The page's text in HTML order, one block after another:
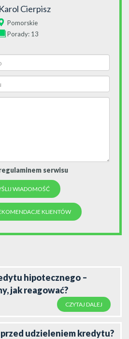
Karol Cierpisz
Pomorskie
Porady: 13
serwisu
KLIENTÓW
hipotecznego –
jak reagować?
CZYTAJ DALEJ
przed udzieleniem kredytu?